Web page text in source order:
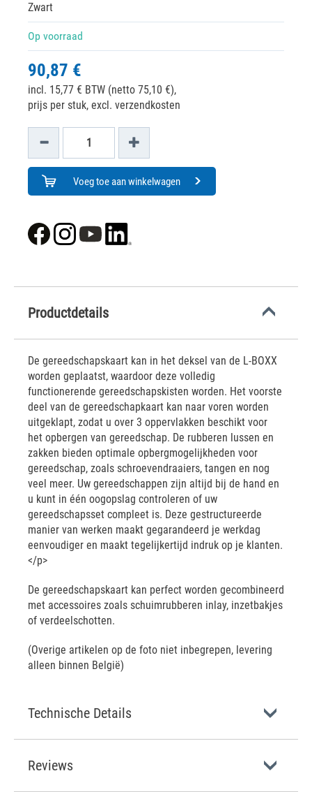
Zwart
Op voorraad
90,87 €
incl. 15,77 € BTW (netto 75,10 €),
prijs per stuk, excl. verzendkosten
Voeg toe aan winkelwagen
Productdetails
De gereedschapskaart kan in het deksel van de L-BOXX
worden geplaatst, waardoor deze volledig
functionerende gereedschapskisten worden. Het voorste
deel van de gereedschapkaart kan naar voren worden
uitgeklapt, zodat u over 3 oppervlakken beschikt voor
het opbergen van gereedschap. De rubberen lussen en
zakken bieden optimale opbergmogelijkheden voor
gereedschap, zoals schroevendraaiers, tangen en nog
veel meer. Uw gereedschappen zijn altijd bij de hand en
u kunt in één oogopslag controleren of uw
gereedschapsset compleet is. Deze gestructureerde
manier van werken maakt gegarandeerd je werkdag
eenvoudiger en maakt tegelijkertijd indruk op je klanten.
</p>
De gereedschapskaart kan perfect worden gecombineerd
met accessoires zoals schuimrubberen inlay, inzetbakjes
of verdeelschotten.
(Overige artikelen op de foto niet inbegrepen, levering
alleen binnen België)
Technische Details
Reviews